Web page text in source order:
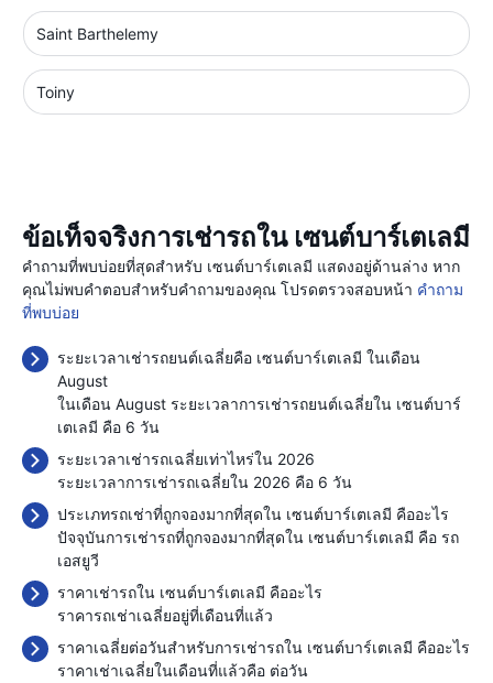
Saint Barthelemy
Toiny
ข้อเท็จจริงการเช่ารถใน เซนต์บาร์เตเลมี
คำถามที่พบบ่อยที่สุดสำหรับ เซนต์บาร์เตเลมี แสดงอยู่ด้านล่าง หาก
คุณไม่พบคำตอบสำหรับคำถามของคุณ โปรดตรวจสอบหน้า คำถาม
ที่พบบ่อย
ระยะเวลาเช่ารถยนต์เฉลี่ยคือ เซนต์บาร์เตเลมี ในเดือน
August
ในเดือน August ระยะเวลาการเช่ารถยนต์เฉลี่ยใน เซนต์บาร์
เตเลมี คือ 6 วัน
ระยะเวลาเช่ารถเฉลี่ยเท่าไหร่ใน 2026
ระยะเวลาการเช่ารถเฉลี่ยใน 2026 คือ 6 วัน
ประเภทรถเช่าที่ถูกจองมากที่สุดใน เซนต์บาร์เตเลมี คืออะไร
ปัจจุบันการเช่ารถที่ถูกจองมากที่สุดใน เซนต์บาร์เตเลมี คือ รถ
เอสยูวี
ราคาเช่ารถใน เซนต์บาร์เตเลมี คืออะไร
ราคารถเช่าเฉลี่ยอยู่ที่เดือนที่แล้ว
ราคาเฉลี่ยต่อวันสำหรับการเช่ารถใน เซนต์บาร์เตเลมี คืออะไร
ราคาเช่าเฉลี่ยในเดือนที่แล้วคือ ต่อวัน